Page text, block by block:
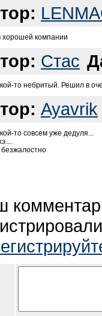
хорошей компании
Стас
то небритый. Решил в
Ayavrik
то совсем уже дедуля...